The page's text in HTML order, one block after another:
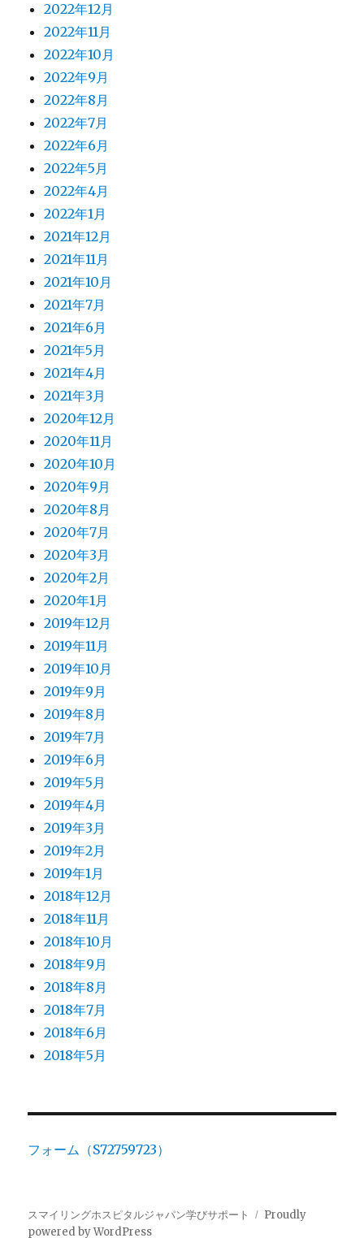
2022年12月
2022年11月
2022年10月
2022年9月
2022年8月
2022年7月
2022年6月
2022年5月
2022年4月
2022年1月
2021年12月
2021年11月
2021年10月
2021年7月
2021年6月
2021年5月
2021年4月
2021年3月
2020年12月
2020年11月
2020年10月
2020年9月
2020年8月
2020年7月
2020年3月
2020年2月
2020年1月
2019年12月
2019年11月
2019年10月
2019年9月
2019年8月
2019年7月
2019年6月
2019年5月
2019年4月
2019年3月
2019年2月
2019年1月
2018年12月
2018年11月
2018年10月
2018年9月
2018年8月
2018年7月
2018年6月
2018年5月
フォーム（S72759723）
スマイリングホスピタルジャパン学びサポート
Proudly
powered by WordPress